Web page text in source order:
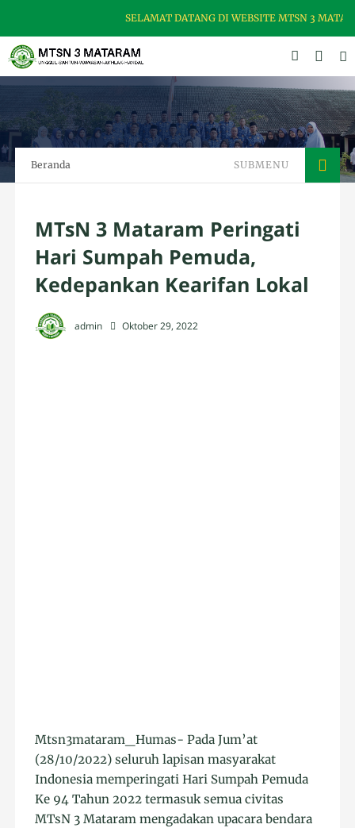
SELAMAT DATANG DI WEBSITE MTSN 3
Beranda SUBMENU
MTsN 3 Mataram Peringati
Hari Sumpah Pemuda,
Kedepankan Kearifan Lokal
admin Oktober 29, 2022
Mtsn3mataram_Humas- Pada Jum’at
(28/10/2022) seluruh lapisan masyarakat
Indonesia memperingati Hari Sumpah Pemuda
Ke 94 Tahun 2022 termasuk semua civitas
MTsN 3 Mataram mengadakan upacara bendara